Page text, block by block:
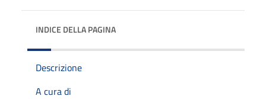
INDICE DELLA PAGINA
Descrizione
A cura di